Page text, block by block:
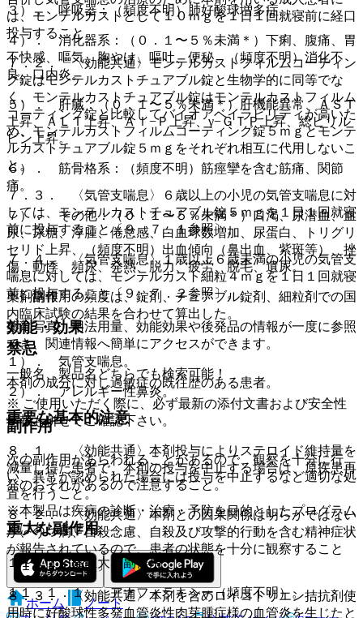
３）． 呼吸器：（頻度不明）肺好酸球増多症。
４）． 消化器系：（０．１〜５％未満＊）下痢、腹痛、胃
不快感、嘔気、胸やけ、嘔吐、便秘、（頻度不明）消化不
良、口内炎。
５）． 肝臓：（０．１〜５％未満＊）肝機能異常、ＡＳＴ
上昇、ＡＬＴ上昇、Ａｌ−Ｐ上昇、γ−ＧＴＰ上昇、総ビリル
ビン上昇。
６）． 筋骨格系：（頻度不明）筋痙攣を含む筋痛、関節
痛。
７）． その他：（０．１〜５％未満＊）口渇、尿潜血、血
尿、尿糖、浮腫、倦怠感、白血球数増加、尿蛋白、トリグリ
セリド上昇、（頻度不明）出血傾向（鼻出血、紫斑等）、挫
傷、動悸、頻尿、発熱、脱力、疲労、脱毛、遺尿。
＊）副作用の頻度は、錠剤、チュアブル錠剤、細粒剤での国
内臨床試験の結果を合わせて算出した。
禁忌
本剤の成分に対し過敏症の既往歴のある患者。
重要な基本的注意
８．１． 〈効能共通〉本剤投与によりステロイド維持量を
減量し得た患者で、本剤の投与を中止する場合は、原疾患再
発のおそれがあるので注意すること。
８．２． 〈効能共通〉本剤との因果関係は明らかではない
が、うつ病、自殺念慮、自殺及び攻撃的行動を含む精神症状
が報告されているので、患者の状態を十分に観察すること
〔１５．１参照〕。
８．３． 〈効能共通〉本剤を含めロイコトリエン拮抗剤使
用時に好酸球性多発血管炎性肉芽腫症様の血管炎を生じたと
は、モンテルカストとして１０ｍｇを１日１回就寝前に経口
投与すること。
７．２． 〈効能共通〉モンテルカストフィルムコーティン
グ錠はモンテルカストチュアブル錠と生物学的に同等でな
く、モンテルカストチュアブル錠はモンテルカストフィルム
コーティング錠と比較してバイオアベイラビリティが高いた
め、モンテルカストフィルムコーティング錠５ｍｇとモンテ
ルカストチュアブル錠５ｍｇをそれぞれ相互に代用しないこ
と。
７．３． 〈気管支喘息〉６歳以上の小児の気管支喘息に対
しては、モンテルカストチュアブル錠５ｍｇを１日１回就寝
前に投与すること〔９．７．１参照〕。
７．４． 〈気管支喘息〉１歳以上６歳未満の小児の気管支
喘息に対しては、モンテルカスト細粒４ｍｇを１日１回就寝
前に投与すること〔９．７．２参照〕。
効能・効果
１）． 気管支喘息。
２）． アレルギー性鼻炎。
副作用
次の副作用があらわれることがあるので、観察を十分に行
い、異常が認められた場合には投与を中止するなど適切な処
置を行うこと。
重大な副作用
１１．１． 重大な副作用
１１．１．１． アナフィラキシー（頻度不明）。
薬剤情報
薬剤写真、用法用量、効能効果や後発品の情報が一度に参照
でき、関連情報へ簡単にアクセスができます。
一般名、製品名どちらでも検索可能！
※ ご使用いただく際に、必ず最新の添付文書および安全性
情報も併せてご確認下さい。
※本製品は疾病の診断・治療・予防を目的としたプログラム
ではありません。
ホーム
ノート